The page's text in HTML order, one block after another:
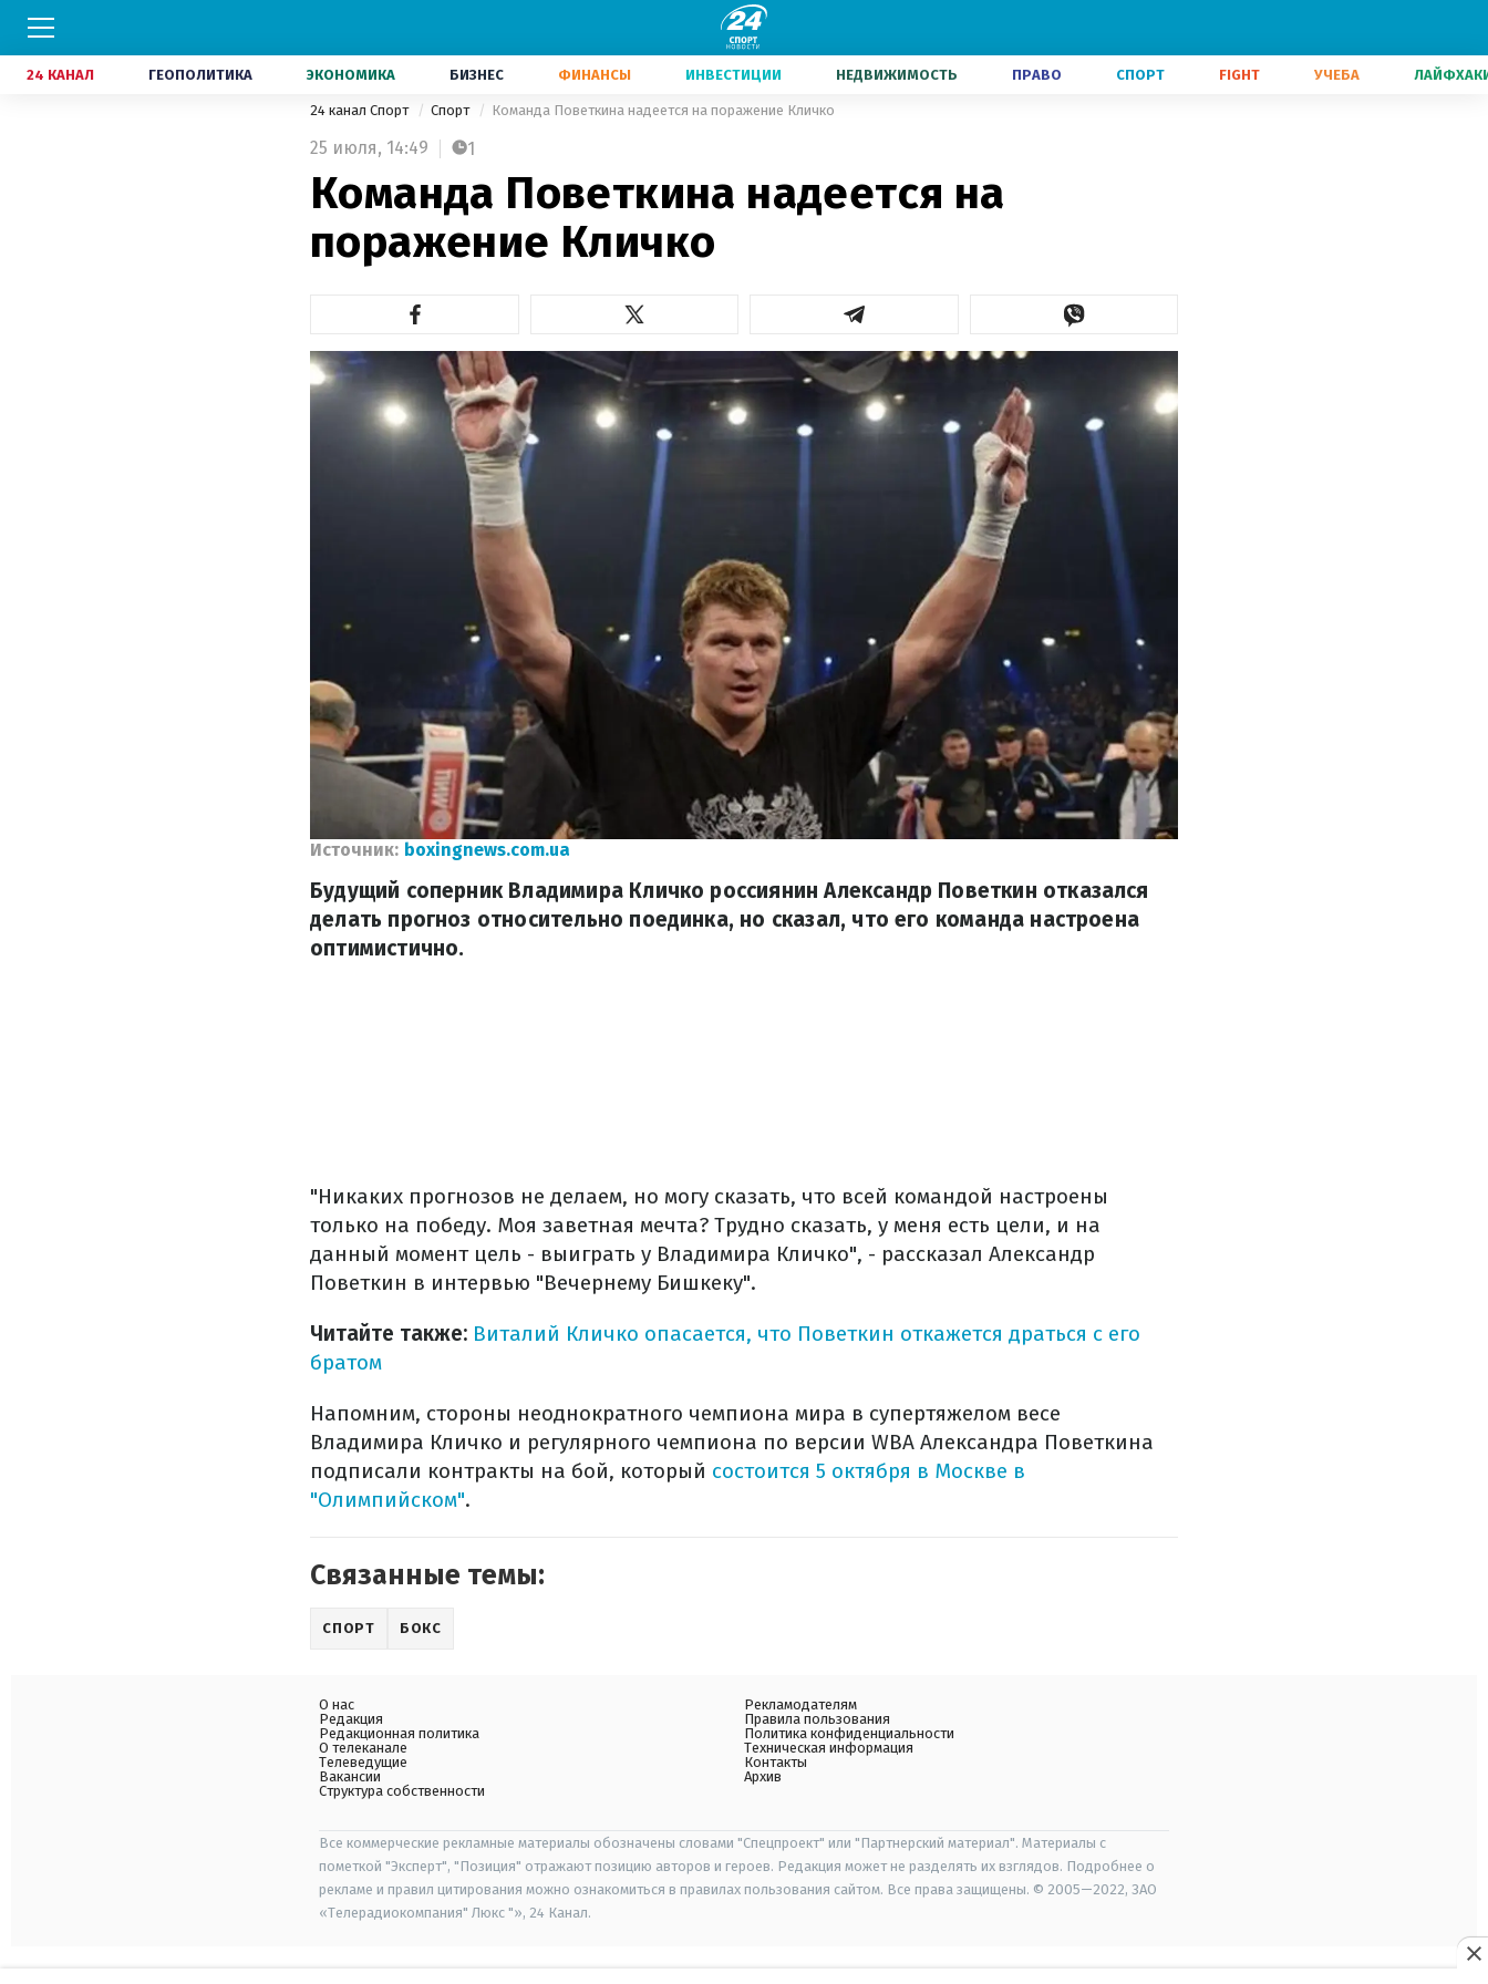
24 КАНАЛ ГЕОПОЛИТИКА ЭКОНОМИКА БИЗНЕС ФИНАНСЫ ИНВЕСТИЦИИ НЕДВИЖИМОСТЬ ПРАВО СПОРТ FIGHT УЧЕБА
24 канал Спорт Спорт Команда Поветкина надеется на поражение Кличко
25 июля, 14:49 1
Команда Поветкина надеется на
поражение Кличко
Источник: boxingnews.com.ua
Будущий соперник Владимира Кличко россиянин Александр Поветкин отказался
делать прогноз относительно поединка, но сказал, что его команда настроена
оптимистично.
"Никаких прогнозов не делаем, но могу сказать, что всей командой настроены
только на победу. Моя заветная мечта? Трудно сказать, у меня есть цели, и на
данный момент цель - выиграть у Владимира Кличко", - рассказал Александр
Поветкин в интервью "Вечернему Бишкеку".
Читайте также: Виталий Кличко опасается, что Поветкин откажется драться с его
братом
Напомним, стороны неоднократного чемпиона мира в супертяжелом весе
Владимира Кличко и регулярного чемпиона по версии WBA Александра Поветкина
подписали контракты на бой, который состоится 5 октября в Москве в
"Олимпийском".
Связанные темы:
СПОРТ БОКС
О нас
Редакция
Редакционная политика
О телеканале
Телеведущие
Вакансии
Структура собственности
Рекламодателям
Правила пользования
Политика конфиденциальности
Техническая информация
Контакты
Архив
Все коммерческие рекламные материалы обозначены словами "Спецпроект" или "Партнерский материал". Материалы с
пометкой "Эксперт", "Позиция" отражают позицию авторов и героев. Редакция может не разделять их взглядов. Подробнее о
рекламе и правил цитирования можно ознакомиться в правилах пользования сайтом. Все права защищены. © 2005—2022, ЗАО
«Телерадиокомпания" Люкс "», 24 Канал.